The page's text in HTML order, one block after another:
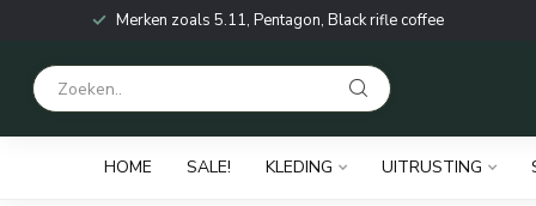
Merken zoals 5.11, Pentagon, Black rifle coffee
HOME SALE! KLEDING UITRUSTING